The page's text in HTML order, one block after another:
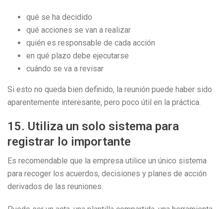
qué se ha decidido
qué acciones se van a realizar
quién es responsable de cada acción
en qué plazo debe ejecutarse
cuándo se va a revisar
Si esto no queda bien definido, la reunión puede haber sido
aparentemente interesante, pero poco útil en la práctica.
15. Utiliza un solo sistema para
registrar lo importante
Es recomendable que la empresa utilice un único sistema
para recoger los acuerdos, decisiones y planes de acción
derivados de las reuniones.